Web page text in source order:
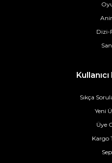
Dizi-
Sıkça
Yeni
Üye
Kargo